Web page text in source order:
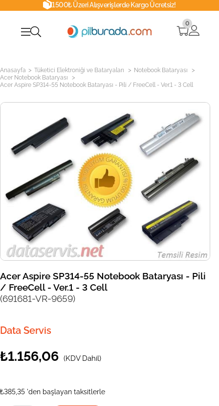
1500₺ Üzeri Alışverişlerde Kargo Ücretsiz!
0
Anasayfa > Tüketici Elektroniği ve Bataryaları > Notebook Bataryası >
Acer Notebook Bataryası >
Acer Aspire SP314-55 Notebook Bataryası - Pili / FreeCell - Ver.1 - 3 Cell
Acer Aspire SP314-55 Notebook Bataryası - Pili
/ FreeCell - Ver.1 - 3 Cell
(691681-VR-9659)
Data Servis
₺1.156,06 (KDV Dahil)
₺385,35 'den başlayan taksitlerle